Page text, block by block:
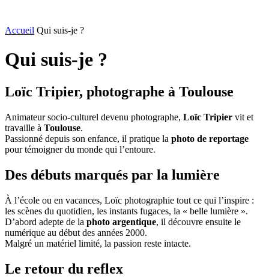
Accueil Qui suis-je ?
Qui suis-je ?
Loïc Tripier, photographe à Toulouse
Animateur socio-culturel devenu photographe, Loïc Tripier vit et
travaille à Toulouse.
Passionné depuis son enfance, il pratique la photo de reportage
pour témoigner du monde qui l’entoure.
Des débuts marqués par la lumière
À l’école ou en vacances, Loïc photographie tout ce qui l’inspire :
les scènes du quotidien, les instants fugaces, la « belle lumière ».
D’abord adepte de la photo argentique, il découvre ensuite le
numérique au début des années 2000.
Malgré un matériel limité, la passion reste intacte.
Le retour du reflex